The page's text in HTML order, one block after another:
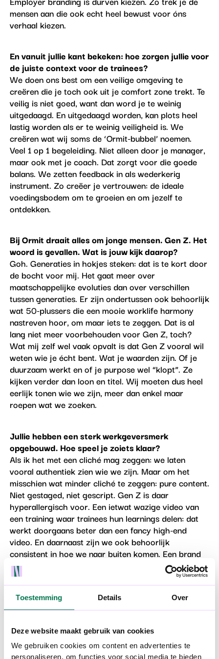
Toestemming Details Over
Deze website maakt gebruik van cookies
We gebruiken cookies om content en advertenties te
personaliseren, om functies voor social media te bieden
mensen aan die ook echt heel bewust voor óns
verhaal kiezen.
En vanuit jullie kant bekeken: hoe zorgen jullie voor
de juiste context voor de trainees?
We doen ons best om een veilige omgeving te
creëren die je toch ook uit je comfort zone trekt. Te
veilig is niet goed, want dan word je te weinig
uitgedaagd. En uitgedaagd worden, kan plots heel
lastig worden als er te weinig veiligheid is. We
creëren wat wij soms de ‘Ormit-bubbel’ noemen.
Veel 1 op 1 begeleiding. Niet alleen door je manager,
maar ook met je coach. Dat zorgt voor die goede
balans. We zetten feedback in als wederkerig
instrument. Zo creëer je vertrouwen: de ideale
voedingsbodem om te groeien en om jezelf te
ontdekken.
Bij Ormit draait alles om jonge mensen. Gen Z. Het
woord is gevallen. Wat is jouw kijk daarop?
Goh. Generaties in hokjes steken: dat is te kort door
de bocht voor mij. Het gaat meer over
maatschappelijke evoluties dan over verschillen
tussen generaties. Er zijn ondertussen ook behoorlijk
wat 50-plussers die een mooie worklife harmony
nastreven hoor, om maar iets te zeggen. Dat is al
lang niet meer voorbehouden voor Gen Z, toch?
Wat mij zelf wel vaak opvalt is dat Gen Z vooral wil
weten wie je écht bent. Wat je waarden zijn. Of je
duurzaam werkt en of je purpose wel “klopt”. Ze
kijken verder dan loon en titel. Wij moeten dus heel
eerlijk tonen wie we zijn, meer dan enkel maar
roepen wat we zoeken.
Jullie hebben een sterk werkgeversmerk
opgebouwd. Hoe speel je zoiets klaar?
Als ik het met een cliché mag zeggen: we laten
vooral authentiek zien wie we zijn. Maar om het
misschien wat minder cliché te zeggen: pure content.
Niet gestaged, niet gescript. Gen Z is daar
hyperallergisch voor. Een ietwat wazige video van
een training waar trainees hun learnings delen: dat
werkt doorgaans beter dan een fancy high-end
video. En daarnaast zijn we ook behoorlijk
consistent in hoe we naar buiten komen. Een brand
moet herkenbaar zijn. Je wil dat mensen zonder het
logo en de kleurtjes eigenlijk al gaan zeggen: “Ah ja,
da’s Ormit Talent, voel je meteen.” Het helpt dan om
ook niet te véél boodschappen willen afvuren, zodat
je doelgroep dat na een tijdje gaat omarmen.